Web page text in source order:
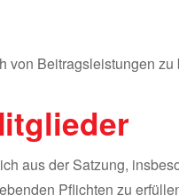
von Beitragsleistungen zu
aus der Satzung,
Pflichten zu